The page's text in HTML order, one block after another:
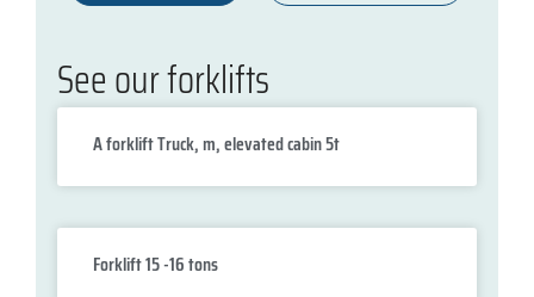
See our forklifts
A forklift Truck, m, elevated cabin 5t
Forklift 15 -16 tons